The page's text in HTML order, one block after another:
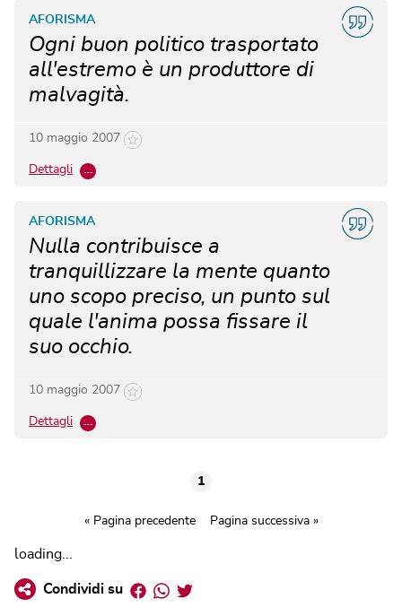
Ogni buon politico trasportato
all'estremo è un produttore di
malvagità.
AFORISMA
10 maggio 2007
Dettagli …
Nulla contribuisce a
tranquillizzare la mente quanto
uno scopo preciso, un punto sul
quale l'anima possa fissare il
suo occhio.
AFORISMA
10 maggio 2007
Dettagli …
1
« Pagina precedente Pagina successiva »
loading...
Condividi su Facebook
Whatsapp
Twitter